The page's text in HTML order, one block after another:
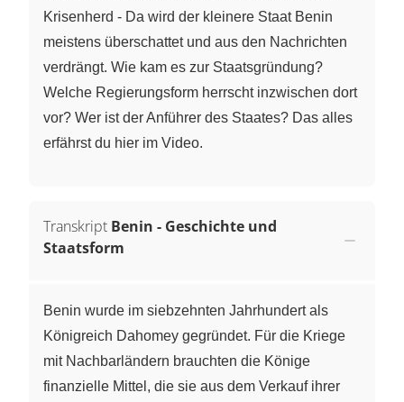
Krisenherd - Da wird der kleinere Staat Benin
meistens überschattet und aus den Nachrichten
verdrängt. Wie kam es zur Staatsgründung?
Welche Regierungsform herrscht inzwischen dort
vor? Wer ist der Anführer des Staates? Das alles
erfährst du hier im Video.
Transkript Benin - Geschichte und
Staatsform
Benin wurde im siebzehnten Jahrhundert als
Königreich Dahomey gegründet. Für die Kriege
mit Nachbarländern brauchten die Könige
finanzielle Mittel, die sie aus dem Verkauf ihrer